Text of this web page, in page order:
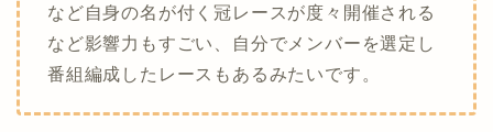
など自身の名が付く冠レースが度々開催される
など影響力もすごい、自分でメンバーを選定し
番組編成したレースもあるみたいです。